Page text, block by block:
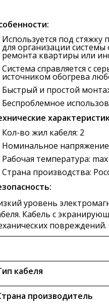
Используется под
для организации
ремонта квартиры или
Система справляется с
источником обогрева
Быстрый и простой
Беспроблемное
Кол-во жил кабеля: 2
Номинальное
Рабочая температура: max
Страна производства:
уровень
Кабель с
кабеля
производитель